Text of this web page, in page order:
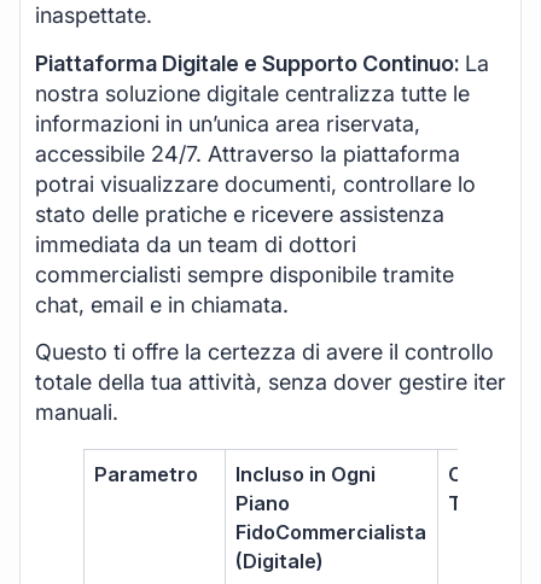
inaspettate.
Piattaforma Digitale e Supporto Continuo: La
nostra soluzione digitale centralizza tutte le
informazioni in un’unica area riservata,
accessibile 24/7. Attraverso la piattaforma
potrai visualizzare documenti, controllare lo
stato delle pratiche e ricevere assistenza
immediata da un team di dottori
commercialisti sempre disponibile tramite
chat, email e in chiamata.
Questo ti offre la certezza di avere il controllo
totale della tua attività, senza dover gestire iter
manuali.
Parametro
Incluso in Ogni
Piano
FidoCommercialista
(Digitale)